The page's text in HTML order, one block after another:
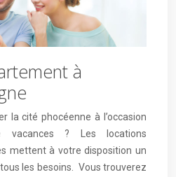
à
la cité phocéenne à l’occasion
vacances ? Les locations
mettent à votre disposition un
les besoins. Vous trouverez